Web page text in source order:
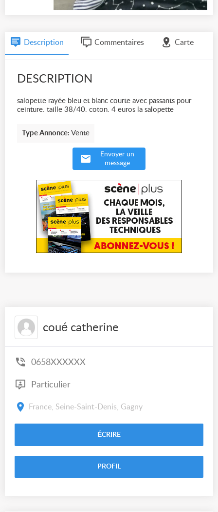
Description Commentaires Carte
DESCRIPTION
salopette rayée bleu et blanc courte avec passants pour
ceinture. taille 38/40. coton. 4 euros la salopette
Type Annonce: Vente
Envoyer un
message
coué catherine
0658XXXXXX
Particulier
France, Seine-Saint-Denis, Gagny
ÉCRIRE
PROFIL